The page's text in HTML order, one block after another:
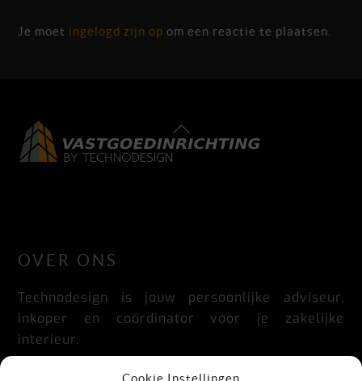
Je moet ingelogd zijn op om een reactie te plaatsen.
Back
To
OVER ONS
Technodesign is jouw persoonlijke adviseur,
inkoper en coördinator voor je zakelijke
interieur.
Praktisch, doordacht, stijlvol en flexibel.